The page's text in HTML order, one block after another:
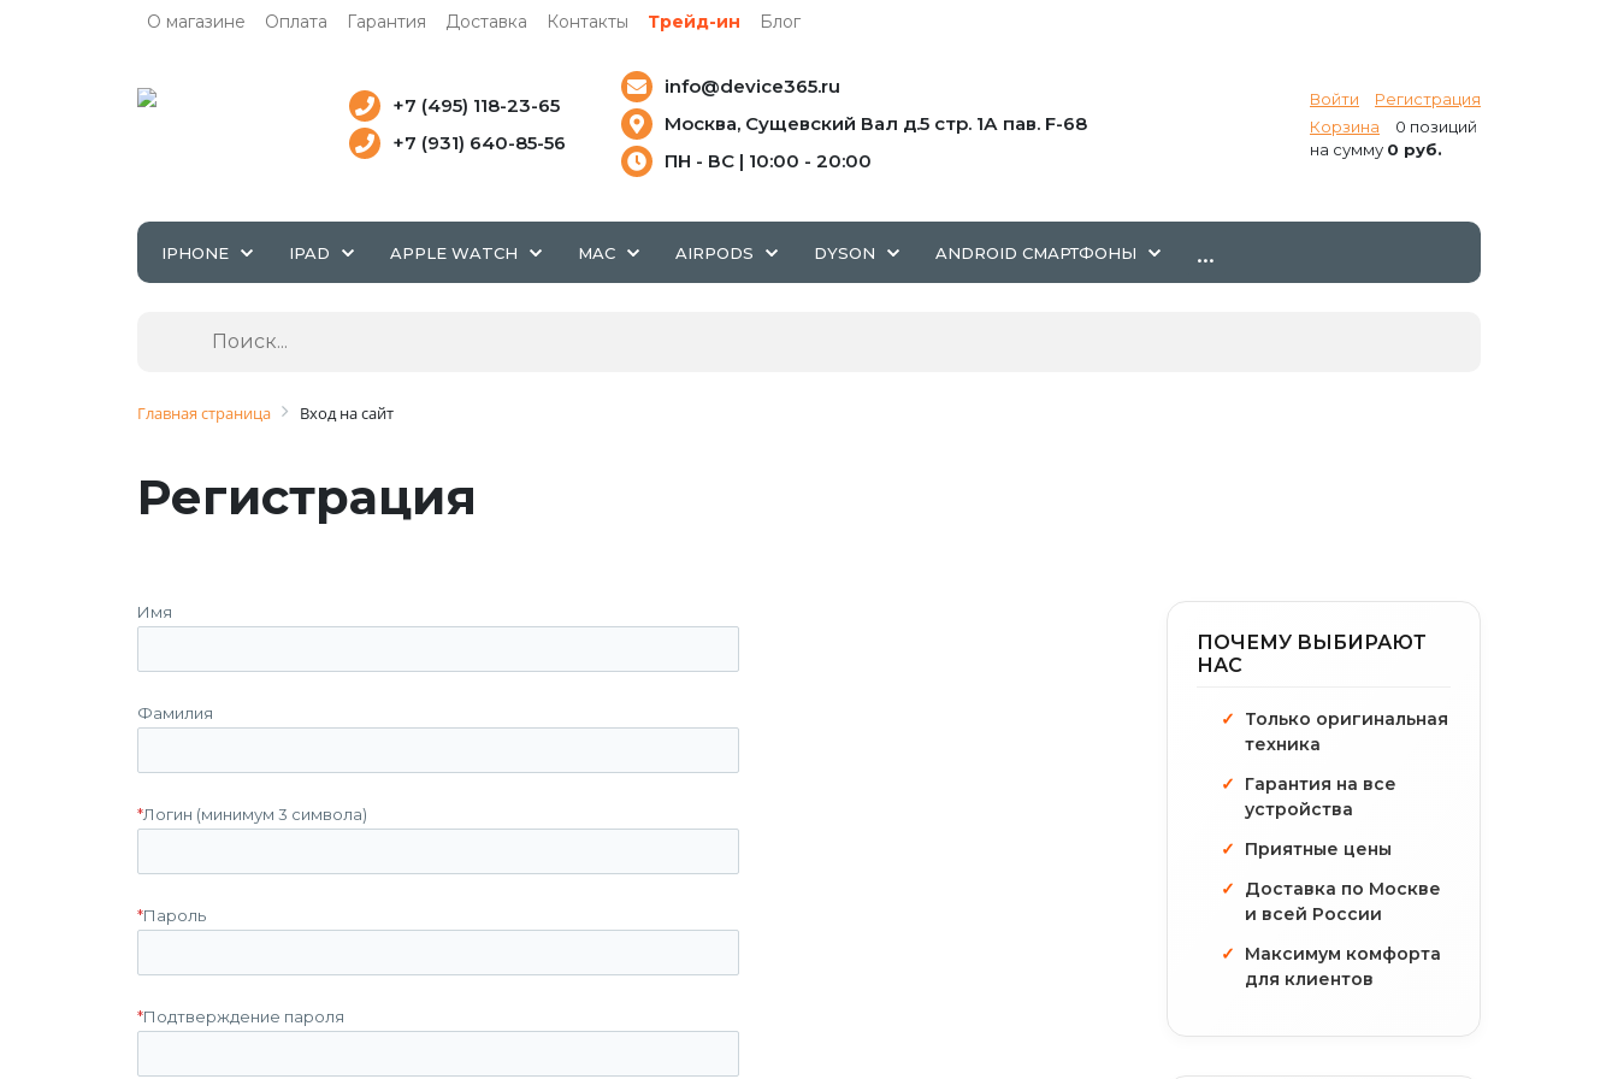
О магазине Оплата Гарантия Доставка Контакты Трейд-ин Блог
Войти
Регистрация
Корзина
0 позиций
на сумму 0 руб.
+7 (495) 118-23-65
+7 (931) 640-85-56
info@device365.ru
Москва, Сущевский Вал д.5 стр. 1А пав. F-68
ПН - ВС | 10:00 - 20:00
IPHONE IPAD APPLE WATCH MAC AIRPODS DYSON ANDROID СМАРТФОНЫ ...
Главная страница Вход на сайт
Регистрация
Имя
Фамилия
*Логин (минимум 3 символа)
*Пароль
*Подтверждение пароля
ПОЧЕМУ ВЫБИРАЮТ
НАС
Только оригинальная
техника
Гарантия на все
устройства
Приятные цены
Доставка по Москве
и всей России
Максимум комфорта
для клиентов